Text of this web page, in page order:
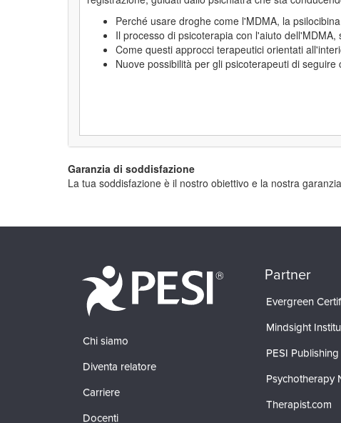
Perché usare droghe come l'MDMA, la
Il processo di psicoterapia con l'aiuto dell'MDMA,
Come questi approcci terapeutici orientati
Nuove possibilità per gli psicoterapeuti di
Garanzia di soddisfazione
La tua soddisfazione è il nostro obiettivo e la nostra
Chi siamo
Diventa relatore
Carriere
Docenti
Partner
Evergreen
Mindsight
PESI Publishing
Psychotherapy
Therapist.com